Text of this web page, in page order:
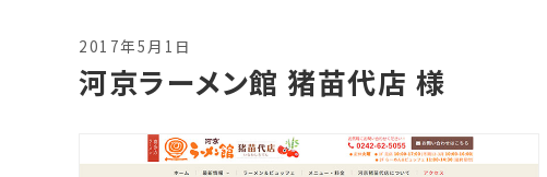
2017年5月1日
河京ラーメン館 猪苗代店 様